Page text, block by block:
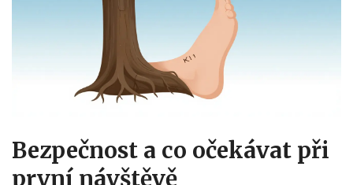
Bezpečnost a co očekávat při
první návštěvě